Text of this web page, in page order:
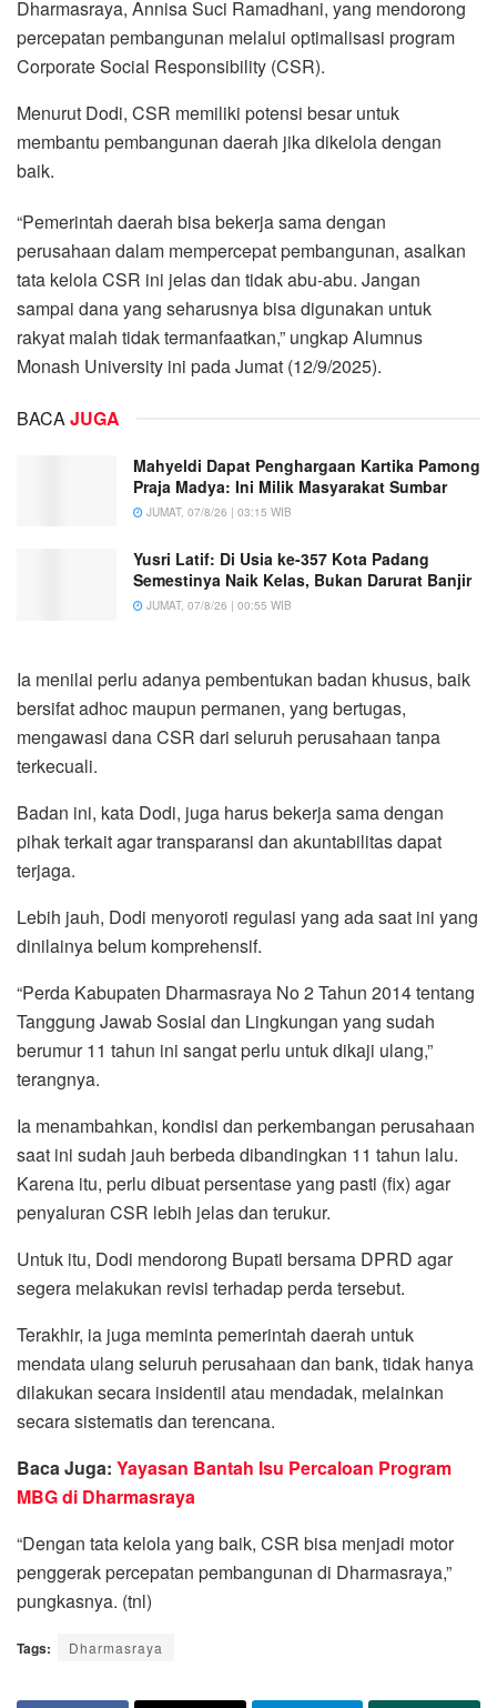
Dharmasraya, Annisa Suci Ramadhani, yang mendorong
percepatan pembangunan melalui optimalisasi program
Corporate Social Responsibility (CSR).
Menurut Dodi, CSR memiliki potensi besar untuk
membantu pembangunan daerah jika dikelola dengan
baik.
“Pemerintah daerah bisa bekerja sama dengan
perusahaan dalam mempercepat pembangunan, asalkan
tata kelola CSR ini jelas dan tidak abu-abu. Jangan
sampai dana yang seharusnya bisa digunakan untuk
rakyat malah tidak termanfaatkan,” ungkap Alumnus
Monash University ini pada Jumat (12/9/2025).
BACAJUGA
Mahyeldi Dapat Penghargaan Kartika Pamong
Praja Madya: Ini Milik Masyarakat Sumbar
JUMAT, 07/8/26 | 03:15 WIB
Yusri Latif: Di Usia ke-357 Kota Padang
Semestinya Naik Kelas, Bukan Darurat Banjir
JUMAT, 07/8/26 | 00:55 WIB
Ia menilai perlu adanya pembentukan badan khusus, baik
bersifat adhoc maupun permanen, yang bertugas,
mengawasi dana CSR dari seluruh perusahaan tanpa
terkecuali.
Badan ini, kata Dodi, juga harus bekerja sama dengan
pihak terkait agar transparansi dan akuntabilitas dapat
terjaga.
Lebih jauh, Dodi menyoroti regulasi yang ada saat ini yang
dinilainya belum komprehensif.
“Perda Kabupaten Dharmasraya No 2 Tahun 2014 tentang
Tanggung Jawab Sosial dan Lingkungan yang sudah
berumur 11 tahun ini sangat perlu untuk dikaji ulang,”
terangnya.
Ia menambahkan, kondisi dan perkembangan perusahaan
saat ini sudah jauh berbeda dibandingkan 11 tahun lalu.
Karena itu, perlu dibuat persentase yang pasti (fix) agar
penyaluran CSR lebih jelas dan terukur.
Untuk itu, Dodi mendorong Bupati bersama DPRD agar
segera melakukan revisi terhadap perda tersebut.
Terakhir, ia juga meminta pemerintah daerah untuk
mendata ulang seluruh perusahaan dan bank, tidak hanya
dilakukan secara insidentil atau mendadak, melainkan
secara sistematis dan terencana.
Baca Juga: Yayasan Bantah Isu Percaloan Program
MBG di Dharmasraya
“Dengan tata kelola yang baik, CSR bisa menjadi motor
penggerak percepatan pembangunan di Dharmasraya,”
pungkasnya. (tnl)
Tags: Dharmasraya